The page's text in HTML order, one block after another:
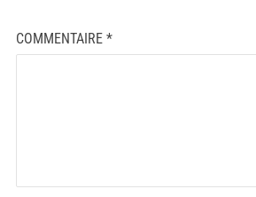
COMMENTAIRE *